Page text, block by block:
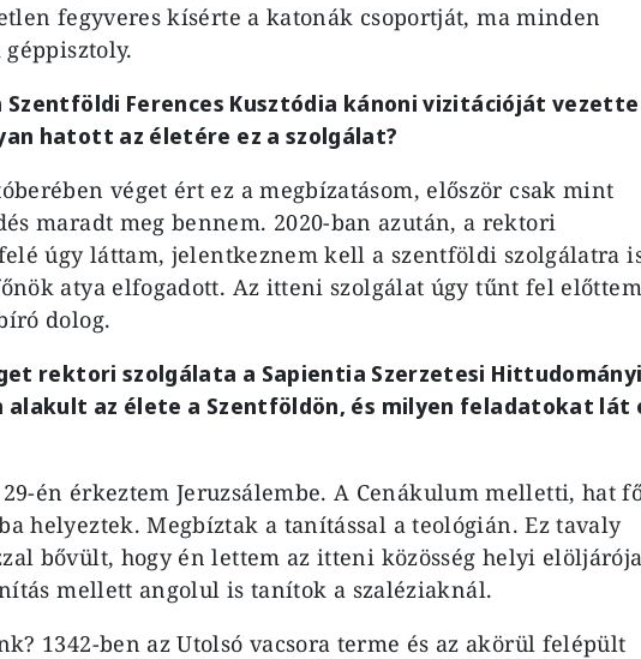
fegyveres kísérte a katonák csoportját, ma minden
Szentföldi Ferences Kusztódia kánoni vizitációját
hatott az életére ez a szolgálat?
véget ért ez a megbízatásom, először csak mint
maradt meg bennem. 2020-ban azután, a rektori
úgy láttam, jelentkeznem kell a szentföldi szolgálatra
atya elfogadott. Az itteni szolgálat úgy tűnt fel
dolog.
rektori szolgálata a Sapientia Szerzetesi Hittudományi
alakult az élete a Szentföldön, és milyen feladatokat lát
én érkeztem Jeruzsálembe. A Cenákulum melletti, hat
helyeztek. Megbíztak a tanítással a teológián. Ez tavaly
bővült, hogy én lettem az itteni közösség helyi
mellett angolul is tanítok a szaléziaknál.
1342-ben az Utolsó vacsora terme és az akörül felépült